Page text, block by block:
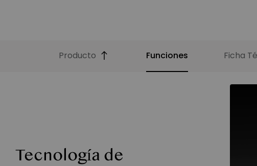
Producto Funciones Ficha
Tecnología de